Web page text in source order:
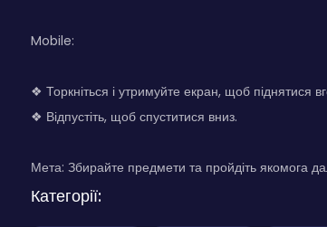
Mobile:
❖ Торкніться і утримуйте екран, щоб піднятися
❖ Відпустіть, щоб спуститися вниз.
Мета: Збирайте предмети та пройдіть якомога
Категорії: